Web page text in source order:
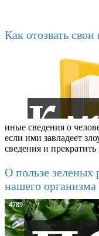
Как отозвать
иные сведения о
если ими завладеет
сведения и
О пользе зеленых
нашего организма
4789